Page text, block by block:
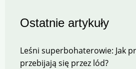
Ostatnie artykuły
Leśni superbohaterowie: Jak
przebijają się przez lód?